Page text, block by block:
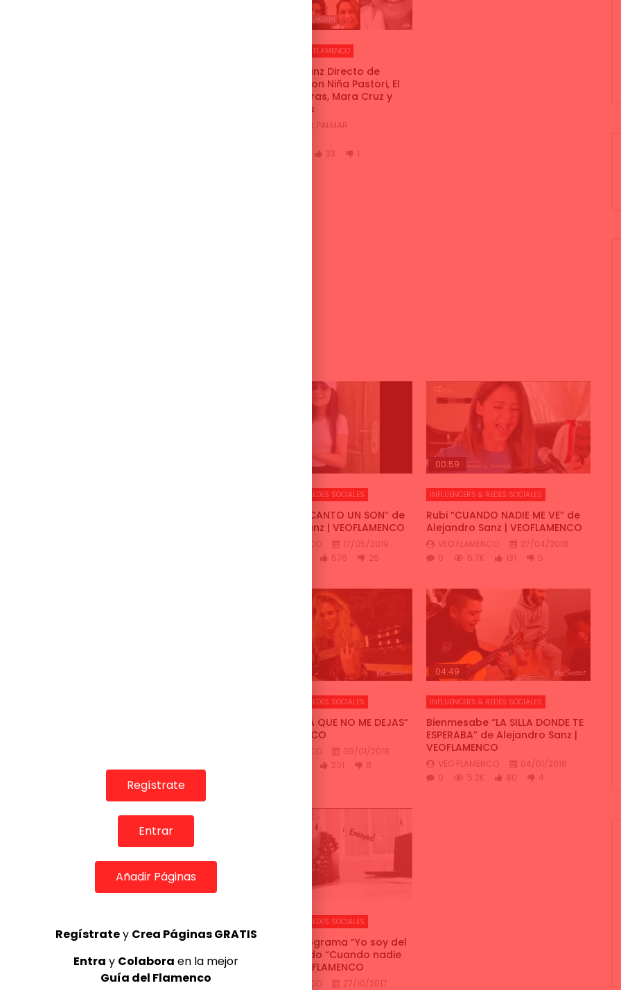
ACTUACIONES DE FLAMENCO
Alejandro Sanz Directo de
Instagram con Niña Pastori, El
bily de figueras, Mara Cruz y
muchos mas
EL DORADO EL PALMAR
33 1
INFLUENCERS & REDES SOCIALES
Chabeli “TE CANTO UN SON” de
Alejandro Sanz | VEOFLAMENCO
VEO FLAMENCO
17/05/2019
576 26
00:59
INFLUENCERS & REDES SOCIALES
Rubi “CUANDO NADIE ME VE” de
Alejandro Sanz | VEOFLAMENCO
VEO FLAMENCO
27/04/2018
0
6.7K 131 5
INFLUENCERS & REDES SOCIALES
Mara Cruz “A QUE NO ME DEJAS”
| VEOFLAMENCO
VEO FLAMENCO
09/01/2018
201 8
04:49
INFLUENCERS & REDES SOCIALES
Bienmesabe “LA SILLA DONDE TE
ESPERABA” de Alejandro Sanz​ |
VEOFLAMENCO
VEO FLAMENCO
04/01/2018
0
5.2K 80 4
00:50
Moyi Carmona “A QUE NO ME
DEJAS” de Alejandro Sanz |
VEOFLAMENCO
VEO FLAMENCO
01/01/2018
INFLUENCERS & REDES SOCIALES
BELLA del Programa “Yo soy del
sur” cantando “Cuando nadie
me ve” | VEOFLAMENCO
VEO FLAMENCO
27/10/2017
Regístrate
Entrar
Añadir Páginas
Regístratey Crea Páginas GRATIS
Entra y Colabora en la mejor
Guía del Flamenco